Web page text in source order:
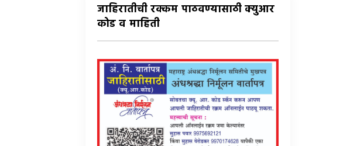
जाहिरातीची रक्कम पाठवण्यासाठी क्युआर
कोड व माहिती